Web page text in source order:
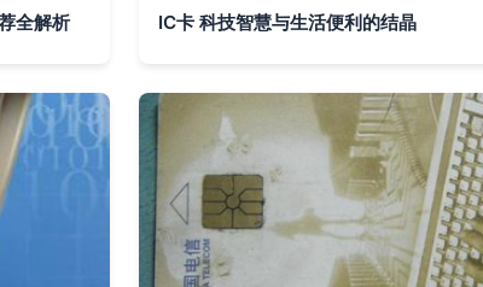
全解析 IC卡 科技智慧与生活便利的结晶